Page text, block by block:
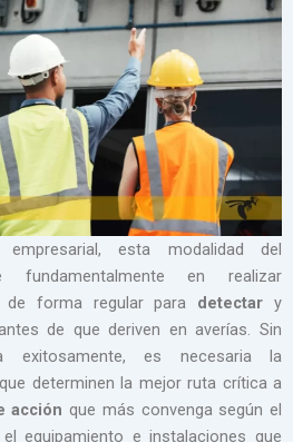
esta modalidad del
fundamentalmente en realizar
forma regular para detectary
de que deriven en averías. Sin
exitosamente, es necesaria la
que determinen la mejor ruta crítica a
acción que más convenga según el
equipamiento e instalaciones que